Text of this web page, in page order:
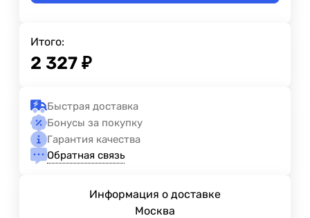
Итого:
2 327 ₽
Быстрая доставка
Бонусы за покупку
Гарантия качества
Обратная связь
Информация о доставке
Москва